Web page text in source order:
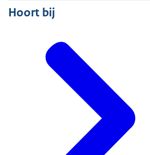
Hoort bij